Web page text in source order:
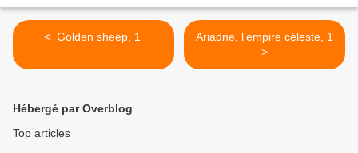
< Golden sheep, 1
Ariadne, l’empire céleste, 1
>
Hébergé par Overblog
Top articles